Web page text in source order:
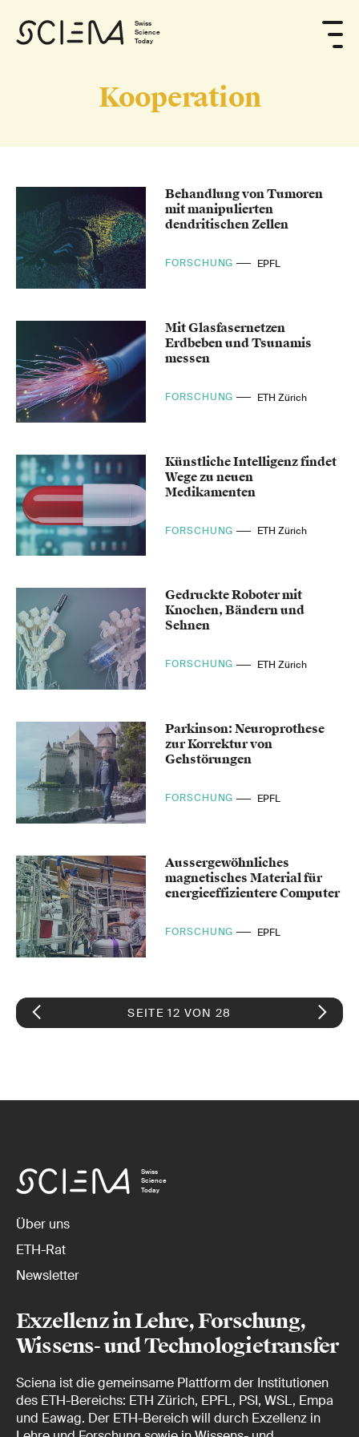
Swiss
Science
Today
Kooperation
Behandlung von Tumoren
mit manipulierten
dendritischen Zellen
FORSCHUNG EPFL
Mit Glasfasernetzen
Erdbeben und Tsunamis
messen
FORSCHUNG ETH Zürich
Künstliche Intelligenz findet
Wege zu neuen
Medikamenten
FORSCHUNG ETH Zürich
Gedruckte Roboter mit
Knochen, Bändern und
Sehnen
FORSCHUNG ETH Zürich
Parkinson: Neuroprothese
zur Korrektur von
Gehstörungen
FORSCHUNG EPFL
Aussergewöhnliches
magnetisches Material für
energieeffizientere Computer
FORSCHUNG EPFL
SEITE 12 VON 28
Swiss
Science
Today
Über uns
ETH-Rat
Newsletter
Exzellenz in Lehre, Forschung,
Wissens- und Technologietransfer
Sciena ist die gemeinsame Plattform der Institutionen
des ETH-Bereichs: ETH Zürich, EPFL, PSI, WSL, Empa
und Eawag. Der ETH-Bereich will durch Exzellenz in